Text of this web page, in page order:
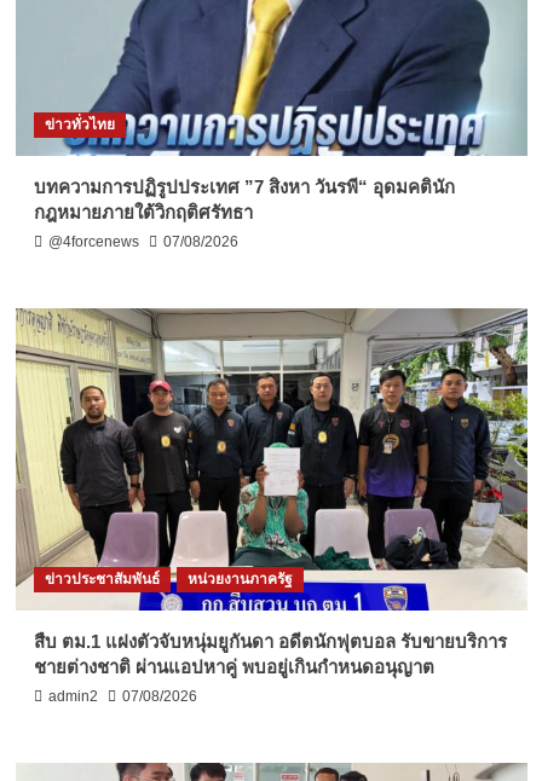
ข่าวทั่วไทย
บทความการปฏิรูปประเทศ ”7 สิงหา วันรพี“ อุดมคตินัก
กฎหมายภายใต้วิกฤติศรัทธา
@4forcenews 07/08/2026
ข่าวประชาสัมพันธ์ หน่วยงานภาครัฐ
สืบ ตม.1 แฝงตัวจับหนุ่มยูกันดา อดีตนักฟุตบอล รับขายบริการ
ชายต่างชาติ ผ่านแอปหาคู่ พบอยู่เกินกำหนดอนุญาต
admin2 07/08/2026